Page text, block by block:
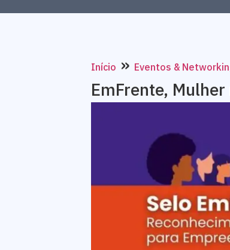
Início » Eventos &
EmFrente,